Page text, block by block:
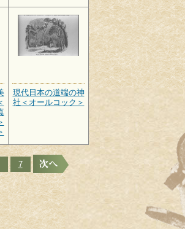
現代日本の道端の神
社＜オールコック＞
7